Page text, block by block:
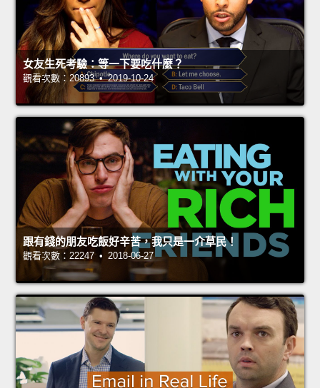
女友生死考驗：等一下要吃什麼？
觀看次數：20893 • 2019-10-24
跟有錢的朋友吃飯好辛苦，我只是一介草民！
觀看次數：22247 • 2018-06-27